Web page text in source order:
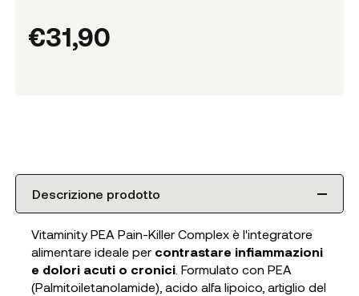
€31,90
Descrizione prodotto
Vitaminity PEA Pain-Killer Complex è l'integratore
alimentare ideale per contrastare infiammazioni
e dolori acuti o cronici. Formulato con PEA
(Palmitoiletanolamide), acido alfa lipoico, artiglio del